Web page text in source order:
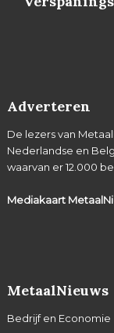
Adverteren
De lezers van
Nederlandse en
waarvan er 12.000
Mediakaart
MetaalNieuws
Bedrijf en Economie